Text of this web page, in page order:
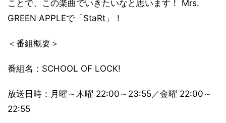
ことで、この楽曲でいきたいなと思います！ Mrs.
GREEN APPLEで「StaRt」！
＜番組概要＞
番組名：SCHOOL OF LOCK!
放送日時：月曜～木曜 22:00～23:55／金曜 22:00～
22:55